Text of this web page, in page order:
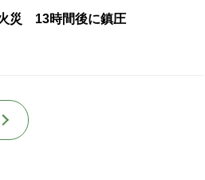
災 13時間後に鎮圧